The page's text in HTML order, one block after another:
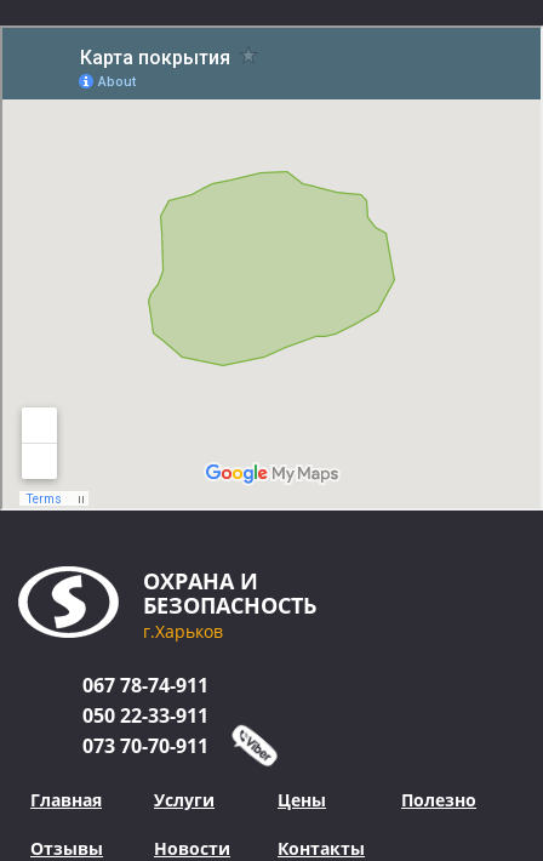
ОХРАНА И
БЕЗОПАСНОСТЬ
г.Харьков
06778-74-911
05022-33-911
07370-70-911
Главная Услуги Цены Полезно
Отзывы Новости Контакты